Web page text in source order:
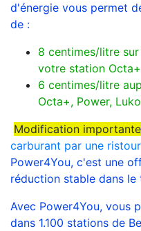
d'énergie vous permet
de :
8 centimes/litre
votre station
6 centimes/litre
Octa+, Power,
Modification importante
carburant par une
Power4You, c'est une
réduction stable dans le
Avec Power4You, vous
dans 1.100 stations de